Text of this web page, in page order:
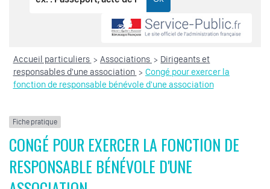
Accueil particuliers > Associations > Dirigeants et
responsables d'une association > Congé pour exercer la
fonction de responsable bénévole d'une association
Fiche pratique
CONGÉ POUR EXERCER LA FONCTION DE
RESPONSABLE BÉNÉVOLE D'UNE